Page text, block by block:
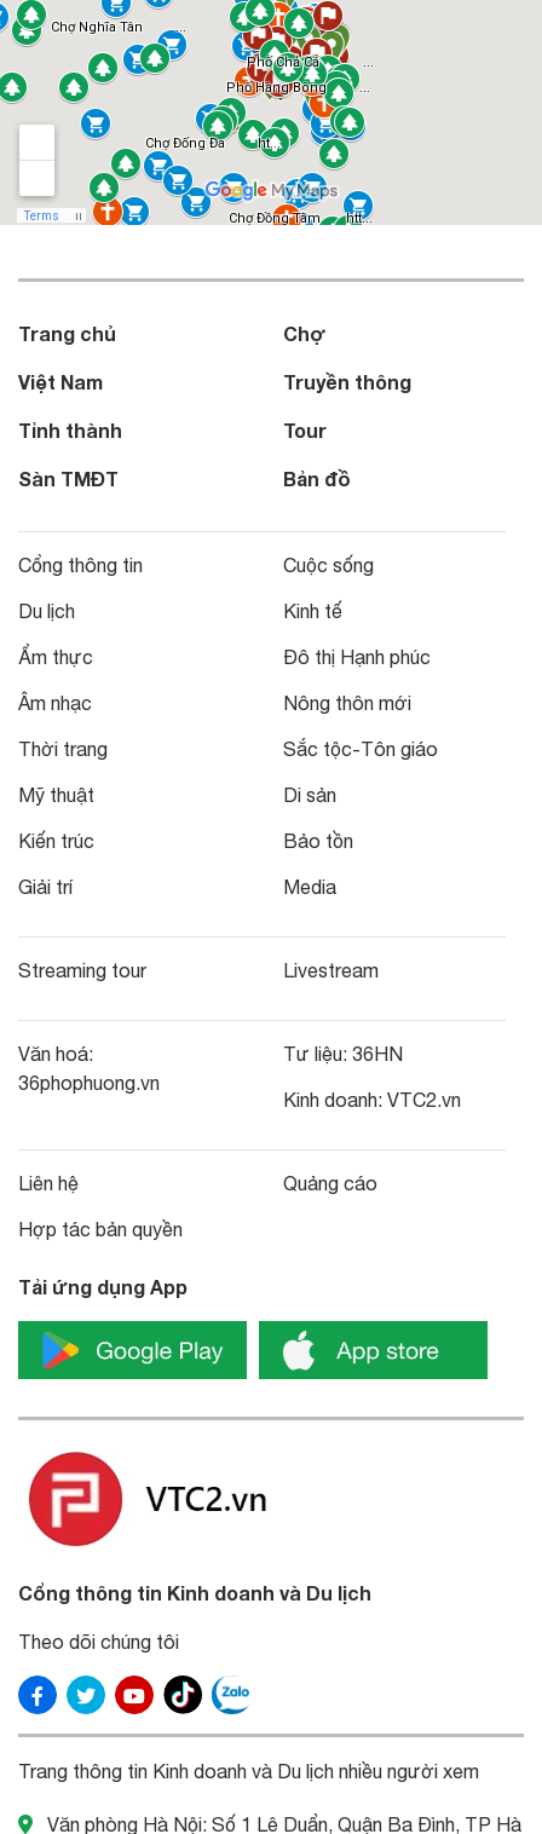
Trang chủ
Việt Nam
Tỉnh thành
Sàn TMĐT
Chợ
Truyền thông
Tour
Bản đồ
Cổng thông tin
Du lịch
Ẩm thực
Âm nhạc
Thời trang
Mỹ thuật
Kiến trúc
Giải trí
Cuộc sống
Kinh tế
Đô thị Hạnh phúc
Nông thôn mới
Sắc tộc-Tôn giáo
Di sản
Bảo tồn
Media
Streaming tour Livestream
Văn hoá:
36phophuong.vn
Tư liệu: 36HN
Kinh doanh: VTC2.vn
Liên hệ
Hợp tác bản quyền
Quảng cáo
Tải ứng dụng App
Cổng thông tin Kinh doanh và Du lịch
Theo dõi chúng tôi
Trang thông tin Kinh doanh và Du lịch nhiều người xem
Văn phòng Hà Nội: Số 1 Lê Duẩn, Quận Ba Đình, TP Hà